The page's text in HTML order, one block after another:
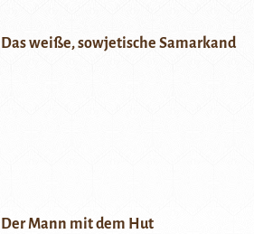
Das weiße, sowjetische Samarkand
Der Mann mit dem Hut